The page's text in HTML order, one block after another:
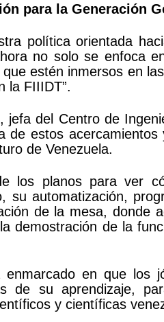
para la Generación
política orientada
no solo se enfoca
estén inmersos en
la FIIIDT”.
jefa del Centro de
de estos
de Venezuela.
los planos para ver
su automatización,
de la mesa, donde
demostración de la
en que los
de su aprendizaje,
y científicas